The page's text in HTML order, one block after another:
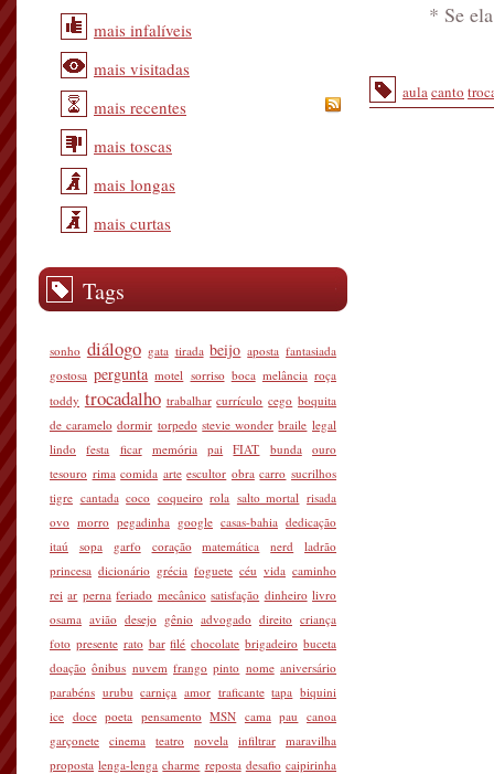
* Se
aulacanto
mais infalíveis
mais visitadas
mais recentes
mais toscas
mais longas
mais curtas
Tags
sonho diálogo gata tirada beijo aposta fantasiada
gostosa pergunta motel sorriso boca melância roça
toddy trocadalho trabalhar currículo cego boquita
de caramelo dormir torpedo stevie wonder braile legal
lindo
festa ficar memória pai FIAT bunda
ouro
tesouro rima comida arte escultor obra carro sucrilhos
tigre cantada coco coqueiro rola salto mortal risada
ovo morro pegadinha google casas-bahia dedicação
itaú
sopa garfo coração matemática nerd
ladrão
princesa dicionário grécia foguete céu vida caminho
rei ar perna feriado mecânico satisfação dinheiro livro
osama avião desejo gênio advogado direito criança
foto presente rato bar filé chocolate brigadeiro buceta
doação ônibus nuvem frango pinto nome aniversário
parabéns urubu carniça amor traficante tapa biquini
ice doce poeta pensamento MSN cama pau
canoa
garçonete cinema teatro novela infiltrar maravilha
proposta lenga-lenga charme reposta desafio caipirinha